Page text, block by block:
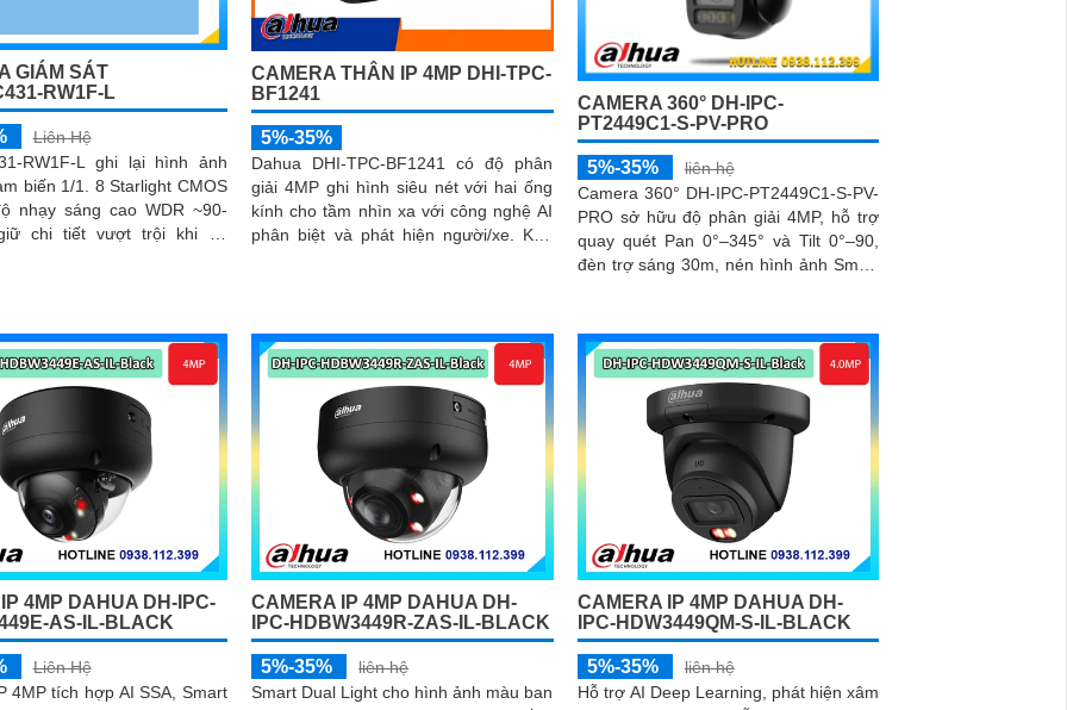
GIÁM SÁT
RW1F-L
Liên Hệ
RW1F-L ghi lại hình ảnh
biến 1/1. 8 Starlight CMOS
nhạy sáng cao WDR ~90-
chi tiết vượt trội khi có
CAMERA THÂN IP 4MP DHI-TPC-
BF1241
5%-35%
Dahua DHI-TPC-BF1241 có độ phân
giải 4MP ghi hình siêu nét với hai ống
kính cho tầm nhìn xa với công nghệ AI
phân biệt và phát hiện người/xe. Khả
CAMERA 360° DH-IPC-
PT2449C1-S-PV-PRO
5%-35%
liên hệ
Camera 360° DH-IPC-PT2449C1-S-PV-
PRO sở hữu độ phân giải 4MP, hỗ trợ
quay quét Pan 0°–345° và Tilt 0°–90,
đèn trợ sáng 30m, nén hình ảnh Smart
4MP DAHUA DH-IPC-
AS-IL-BLACK
Liên Hệ
4MP tích hợp AI SSA, Smart
CAMERA IP 4MP DAHUA DH-
IPC-HDBW3449R-ZAS-IL-BLACK
5%-35%
liên hệ
Smart Dual Light cho hình ảnh màu ban
CAMERA IP 4MP DAHUA DH-
IPC-HDW3449QM-S-IL-BLACK
5%-35%
liên hệ
Hỗ trợ AI Deep Learning, phát hiện xâm